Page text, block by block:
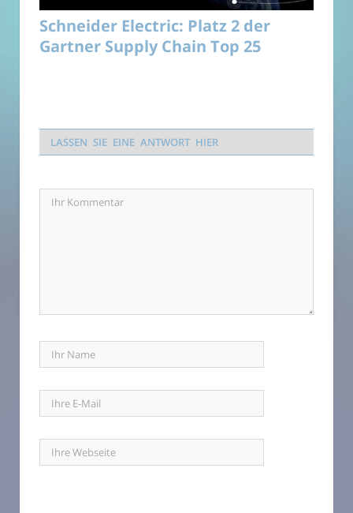
Schneider Electric: Platz 2 der
Gartner Supply Chain Top 25
LASSEN SIE EINE ANTWORT HIER